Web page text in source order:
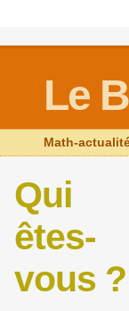
Le
Math-
Qui
êtes-
vous ?